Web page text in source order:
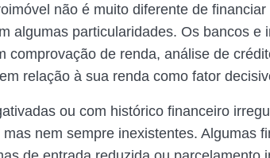
não é muito diferente de
algumas particularidades. Os bancos e
comprovação de renda, análise de
relação à sua renda como fator
ou com histórico financeiro
nem sempre inexistentes. Algumas